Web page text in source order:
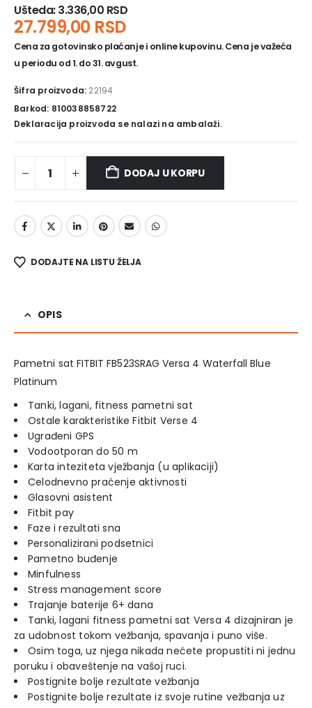
Ušteda:3.336,00 RSD
27.799,00 RSD
Cena za gotovinsko plaćanje i online kupovinu. Cena je važeća
u periodu od 1. do 31. avgust.
Šifra proizvoda: 22194
Barkod: 810038858722
Deklaracija proizvoda se nalazi na ambalaži.
DODAJ U KORPU
DODAJTE NA LISTU ŽELJA
OPIS
Pametni sat FITBIT FB523SRAG Versa 4 Waterfall Blue
Platinum
Tanki, lagani, fitness pametni sat
Ostale karakteristike Fitbit Verse 4
Ugrađeni GPS
Vodootporan do 50 m
Karta inteziteta vježbanja (u aplikaciji)
Celodnevno praćenje aktivnosti
Glasovni asistent
Fitbit pay
Faze i rezultati sna
Personalizirani podsetnici
Pametno buđenje
Minfulness
Stress management score
Trajanje baterije 6+ dana
Tanki, lagani fitness pametni sat Versa 4 dizajniran je
za udobnost tokom vežbanja, spavanja i puno više.
Osim toga, uz njega nikada nećete propustiti ni jednu
poruku i obaveštenje na vašoj ruci.
Postignite bolje rezultate vežbanja
Postignite bolje rezultate iz svoje rutine vežbanja uz